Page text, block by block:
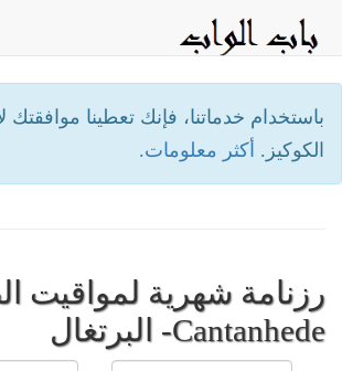
باستخدام خدماتنا، فإنك تعطينا موافقتك
الكوكيز. أكثر معلومات.
رزنامة شهرية لمواقيت
Cantanhede- البرتغال